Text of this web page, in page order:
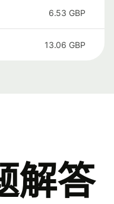
6.53 GBP
13.06 GBP
解答